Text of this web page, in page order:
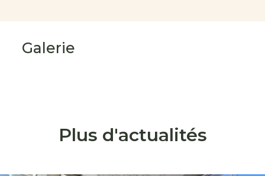
Galerie
Plus d'actualités